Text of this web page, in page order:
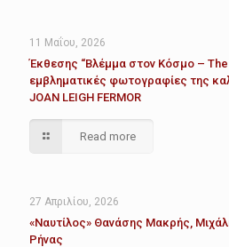
11 Μαΐου, 2026
Έκθεσης “Βλέμμα στον Κόσμο – The
εμβληματικές φωτογραφίες της
JOAN LEIGH FERMOR
Read more
27 Απριλίου, 2026
«Ναυτίλος» Θανάσης Μακρής,
Ρήνας